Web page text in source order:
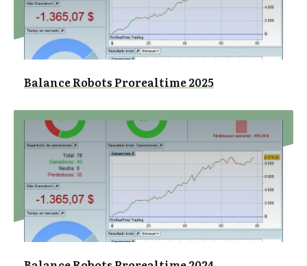
Balance Robots Prorealtime 2025